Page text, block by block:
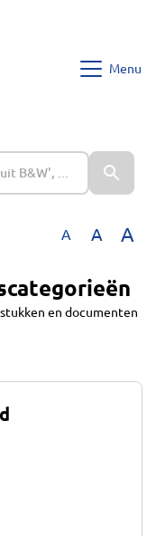
Menu
A A A
en documenten